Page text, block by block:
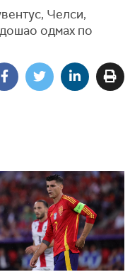
Челси,
дошао одмах по